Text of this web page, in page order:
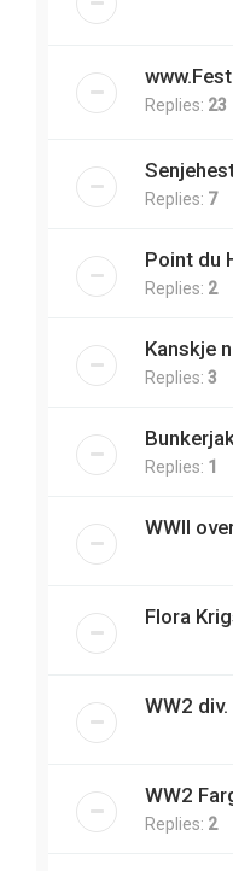
Replies: 23
Replies: 7
Point du
Replies: 2
Kanskje
Replies: 3
Replies: 1
WWII
Flora
WW2
WW2
Replies: 2